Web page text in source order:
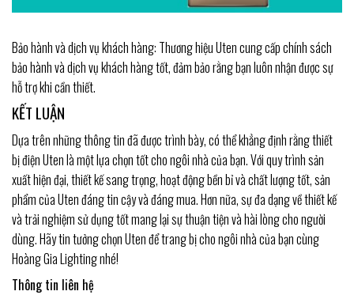
Bảo hành và dịch vụ khách hàng: Thương hiệu Uten cung cấp chính sách
bảo hành và dịch vụ khách hàng tốt, đảm bảo rằng bạn luôn nhận được sự
hỗ trợ khi cần thiết.
KẾT LUẬN
Dựa trên những thông tin đã được trình bày, có thể khẳng định rằng thiết
bị điện Uten là một lựa chọn tốt cho ngôi nhà của bạn. Với quy trình sản
xuất hiện đại, thiết kế sang trọng, hoạt động bền bỉ và chất lượng tốt, sản
phẩm của Uten đáng tin cậy và đáng mua. Hơn nữa, sự đa dạng về thiết kế
và trải nghiệm sử dụng tốt mang lại sự thuận tiện và hài lòng cho người
dùng. Hãy tin tưởng chọn Uten để trang bị cho ngôi nhà của bạn cùng
Hoàng Gia Lighting nhé!
Thông tin liên hệ